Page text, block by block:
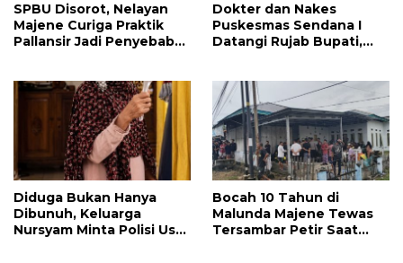
SPBU Disorot, Nelayan
Majene Curiga Praktik
Pallansir Jadi Penyebab
Dokter dan Nakes
Puskesmas Sendana I
Datangi Rujab Bupati,
Kapitasi Tak Cair
Diduga Bukan Hanya
Dibunuh, Keluarga
Nursyam Minta Polisi Usut
Bocah 10 Tahun di
Malunda Majene Tewas
Tersambar Petir Saat